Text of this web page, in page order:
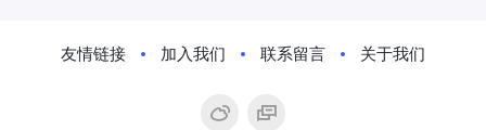
友情链接 加入我们 联系留言 关于我们